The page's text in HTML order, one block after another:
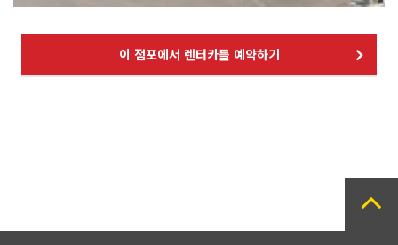
이 점포에서 렌터카를 예약하기